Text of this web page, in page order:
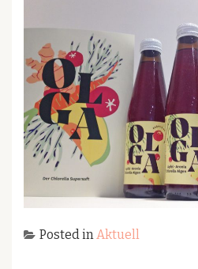
Posted inAktuell